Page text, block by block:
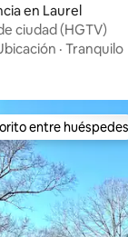
4.91 de 5; 98
en Laurel
ciudad (HGTV)
· Tranquilo
en Favorito
entre huéspedes